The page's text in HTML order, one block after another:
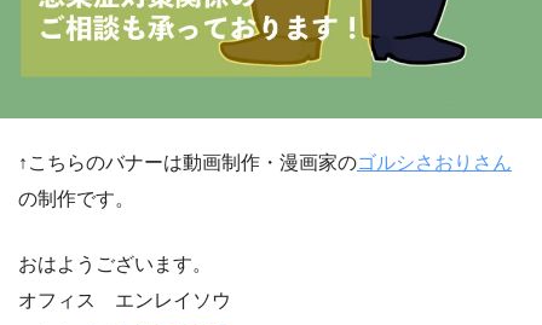
↑こちらのバナーは動画制作・漫画家のゴルシさおりさん
の制作です。
おはようございます。
オフィス エンレイソウ